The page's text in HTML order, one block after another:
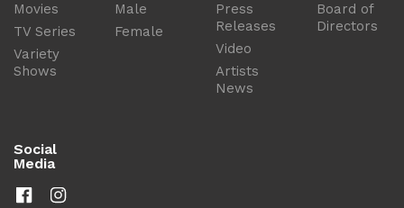
Movies
TV Series
Variety
Shows
Male
Female
Press
Releases
Video
Artists
News
Board of
Directors
Social
Media